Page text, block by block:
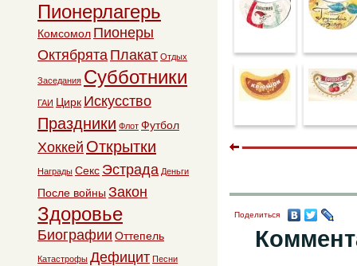
Поделиться
Пионерлагерь
Комсомол Пионеры
Октябрята Плакат Отдых
Заседания Субботники
ГАИ Цирк Искусство
Праздники Флот Футбол
Хоккей Открытки
Награды Секс Эстрада Деньги
После войны Закон
Здоровье
Биографии Оттепель
Катастрофы Дефицит Песни